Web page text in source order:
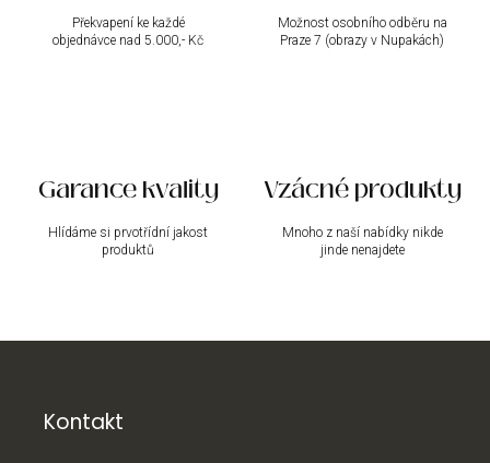
Překvapení ke každé
objednávce nad 5.000,- Kč
Možnost osobního odběru na
Praze 7 (obrazy v Nupakách)
Garance kvality
Hlídáme si prvotřídní jakost
produktů
Vzácné produkty
Mnoho z naší nabídky nikde
jinde nenajdete
Z
Kontakt